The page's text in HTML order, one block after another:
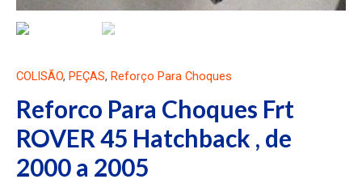
COLISÃO, PEÇAS, Reforço Para Choques
Reforco Para Choques Frt
ROVER 45 Hatchback , de
2000 a 2005